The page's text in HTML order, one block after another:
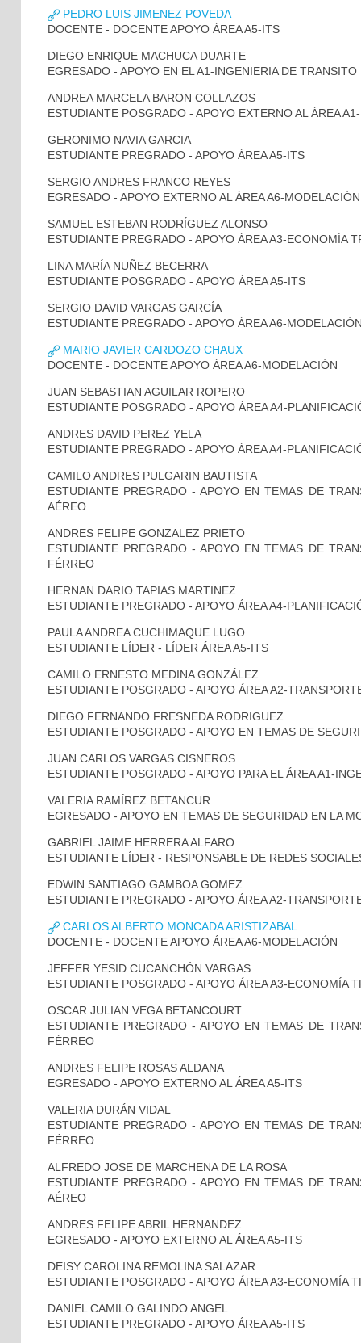
PEDRO LUIS JIMENEZ POVEDA
DOCENTE - DOCENTE APOYO ÁREA A5-ITS
DIEGO ENRIQUE MACHUCA DUARTE
EGRESADO - APOYO EN EL A1-INGENIERIA DE TRANSITO
ANDREA MARCELA BARON COLLAZOS
ESTUDIANTE POSGRADO - APOYO EXTERNO AL ÁREA
GERONIMO NAVIA GARCIA
ESTUDIANTE PREGRADO - APOYO ÁREA A5-ITS
SERGIO ANDRES FRANCO REYES
EGRESADO - APOYO EXTERNO AL ÁREA A6-MODELACIÓN
SAMUEL ESTEBAN RODRÍGUEZ ALONSO
ESTUDIANTE PREGRADO - APOYO ÁREA A3-ECONOMÍA
LINA MARÍA NUÑEZ BECERRA
ESTUDIANTE POSGRADO - APOYO ÁREA A5-ITS
SERGIO DAVID VARGAS GARCÍA
ESTUDIANTE PREGRADO - APOYO ÁREA A6-
MARIO JAVIER CARDOZO CHAUX
DOCENTE - DOCENTE APOYO ÁREA A6-MODELACIÓN
JUAN SEBASTIAN AGUILAR ROPERO
ESTUDIANTE POSGRADO - APOYO ÁREA A4-
ANDRES DAVID PEREZ YELA
ESTUDIANTE PREGRADO - APOYO ÁREA A4-
CAMILO ANDRES PULGARIN BAUTISTA
ESTUDIANTE PREGRADO - APOYO EN TEMAS DE
AÉREO
ANDRES FELIPE GONZALEZ PRIETO
ESTUDIANTE PREGRADO - APOYO EN TEMAS DE
FÉRREO
HERNAN DARIO TAPIAS MARTINEZ
ESTUDIANTE PREGRADO - APOYO ÁREA A4-
PAULA ANDREA CUCHIMAQUE LUGO
ESTUDIANTE LÍDER - LÍDER ÁREA A5-ITS
CAMILO ERNESTO MEDINA GONZÁLEZ
ESTUDIANTE POSGRADO - APOYO ÁREA A2-
DIEGO FERNANDO FRESNEDA RODRIGUEZ
ESTUDIANTE POSGRADO - APOYO EN TEMAS DE
JUAN CARLOS VARGAS CISNEROS
ESTUDIANTE POSGRADO - APOYO PARA EL ÁREA A1-
VALERIA RAMÍREZ BETANCUR
EGRESADO - APOYO EN TEMAS DE SEGURIDAD EN LA
GABRIEL JAIME HERRERA ALFARO
ESTUDIANTE LÍDER - RESPONSABLE DE REDES
EDWIN SANTIAGO GAMBOA GOMEZ
ESTUDIANTE PREGRADO - APOYO ÁREA A2-
CARLOS ALBERTO MONCADA ARISTIZABAL
DOCENTE - DOCENTE APOYO ÁREA A6-MODELACIÓN
JEFFER YESID CUCANCHÓN VARGAS
ESTUDIANTE POSGRADO - APOYO ÁREA A3-ECONOMÍA
OSCAR JULIAN VEGA BETANCOURT
ESTUDIANTE PREGRADO - APOYO EN TEMAS DE
FÉRREO
ANDRES FELIPE ROSAS ALDANA
EGRESADO - APOYO EXTERNO AL ÁREA A5-ITS
VALERIA DURÁN VIDAL
ESTUDIANTE PREGRADO - APOYO EN TEMAS DE
FÉRREO
ALFREDO JOSE DE MARCHENA DE LA ROSA
ESTUDIANTE PREGRADO - APOYO EN TEMAS DE
AÉREO
ANDRES FELIPE ABRIL HERNANDEZ
EGRESADO - APOYO EXTERNO AL ÁREA A5-ITS
DEISY CAROLINA REMOLINA SALAZAR
ESTUDIANTE POSGRADO - APOYO ÁREA A3-ECONOMÍA
DANIEL CAMILO GALINDO ANGEL
ESTUDIANTE PREGRADO - APOYO ÁREA A5-ITS